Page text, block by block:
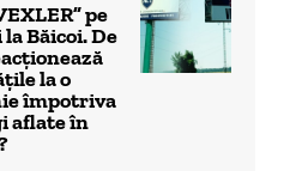
pe
Băicoi. De
la o
împotriva
aflate în